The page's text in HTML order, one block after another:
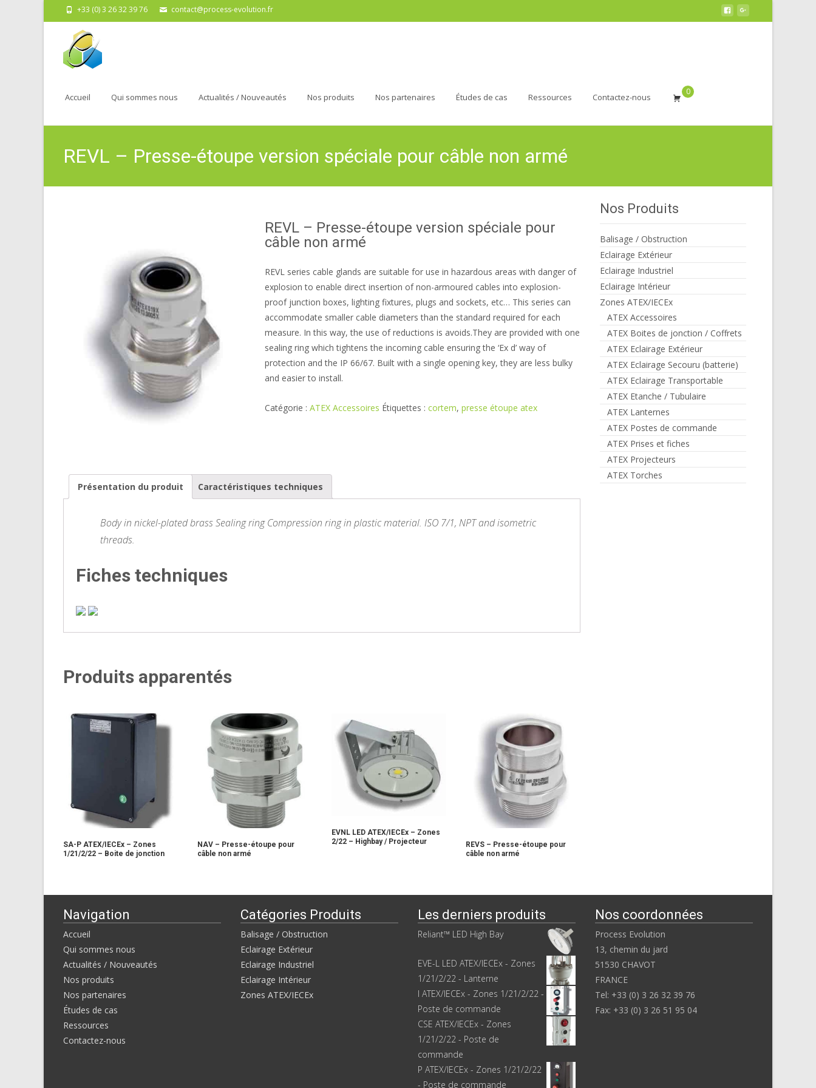
+33 (0) 3 26 32 39 76 contact@process-evolution.fr
Accueil Qui sommes nous Actualités / Nouveautés Nos produits Nos partenaires Études de cas Ressources Contactez-nous
0
REVL – Presse-étoupe version spéciale pour câble non armé
REVL – Presse-étoupe version spéciale pour
câble non armé
REVL series cable glands are suitable for use in hazardous areas with danger of
explosion to enable direct insertion of non-armoured cables into explosion-
proof junction boxes, lighting fixtures, plugs and sockets, etc… This series can
accommodate smaller cable diameters than the standard required for each
measure. In this way, the use of reductions is avoids.They are provided with one
sealing ring which tightens the incoming cable ensuring the ‘Ex d’ way of
protection and the IP 66/67. Built with a single opening key, they are less bulky
and easier to install.
Catégorie :ATEX Accessoires Étiquettes :cortem,presse étoupe atex
Présentation du produit Caractéristiques techniques
Body in nickel-plated brass Sealing ring Compression ring in plastic material. ISO 7/1, NPT and isometric
threads.
Fiches techniques
Produits apparentés
SA-P ATEX/IECEx – Zones
1/21/2/22 – Boite de jonction
NAV – Presse-étoupe pour
câble non armé
EVNL LED ATEX/IECEx – Zones
2/22 – Highbay / Projecteur
REVS – Presse-étoupe pour
câble non armé
Nos Produits
Balisage / Obstruction
Eclairage Extérieur
Eclairage Industriel
Eclairage Intérieur
Zones ATEX/IECEx
ATEX Accessoires
ATEX Boites de jonction / Coffrets
ATEX Eclairage Extérieur
ATEX Eclairage Secouru (batterie)
ATEX Eclairage Transportable
ATEX Etanche / Tubulaire
ATEX Lanternes
ATEX Postes de commande
ATEX Prises et fiches
ATEX Projecteurs
ATEX Torches
Navigation
Accueil
Qui sommes nous
Actualités / Nouveautés
Nos produits
Nos partenaires
Études de cas
Ressources
Contactez-nous
Catégories Produits
Balisage / Obstruction
Eclairage Extérieur
Eclairage Industriel
Eclairage Intérieur
Zones ATEX/IECEx
Les derniers produits
Reliant™ LED High Bay
EVE-L LED ATEX/IECEx - Zones
1/21/2/22 - Lanterne
I ATEX/IECEx - Zones 1/21/2/22 -
Poste de commande
CSE ATEX/IECEx - Zones
1/21/2/22 - Poste de
commande
P ATEX/IECEx - Zones 1/21/2/22
- Poste de commande
Nos coordonnées
Process Evolution
13, chemin du jard
51530 CHAVOT
FRANCE
Tel: +33 (0) 3 26 32 39 76
Fax: +33 (0) 3 26 51 95 04